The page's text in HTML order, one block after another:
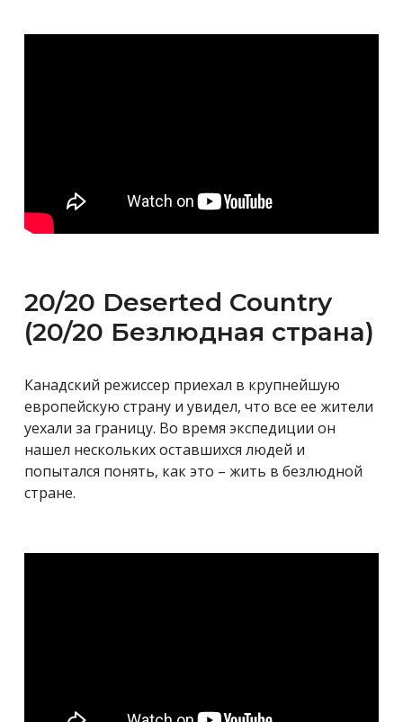
20/20 Deserted Country
(20/20 Безлюдная страна)
Канадский режиссер приехал в крупнейшую
европейскую страну и увидел, что все ее жители
уехали за границу. Во время экспедиции он
нашел нескольких оставшихся людей и
попытался понять, как это – жить в безлюдной
стране.